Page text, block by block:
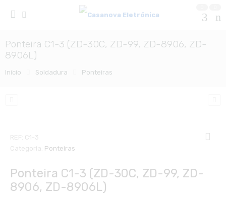
Ponteira C1-3 (ZD-30C, ZD-99, ZD-8906, ZD-
8906L)
Início Soldadura Ponteiras
REF: C1-3
Categoria: Ponteiras
Ponteira C1-3 (ZD-30C, ZD-99, ZD-
8906, ZD-8906L)